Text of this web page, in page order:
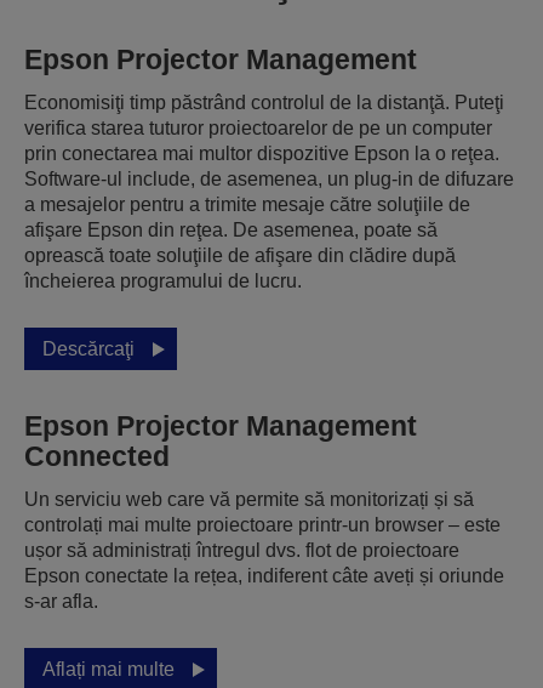
Epson Projector Management
Economisiţi timp păstrând controlul de la distanţă. Puteţi
verifica starea tuturor proiectoarelor de pe un computer
prin conectarea mai multor dispozitive Epson la o reţea.
Software-ul include, de asemenea, un plug-in de difuzare
a mesajelor pentru a trimite mesaje către soluţiile de
afişare Epson din reţea. De asemenea, poate să
oprească toate soluţiile de afişare din clădire după
încheierea programului de lucru.
Descărcaţi
Epson Projector Management
Connected
Un serviciu web care vă permite să monitorizați și să
controlați mai multe proiectoare printr-un browser – este
ușor să administrați întregul dvs. flot de proiectoare
Epson conectate la rețea, indiferent câte aveți și oriunde
s-ar afla.
Aflați mai multe